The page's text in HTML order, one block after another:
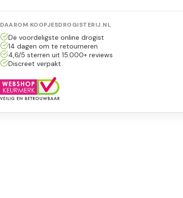
DAAROM KOOPJESDROGISTERIJ.NL
De voordeligste online drogist
14 dagen om te retourneren
4,6/5 sterren uit 15.000+ reviews
Discreet verpakt